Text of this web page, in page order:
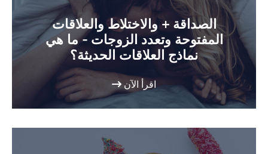
الصداقة + والاختلاط والعلاقات
المفتوحة وتعدد الزوجات - ما هي
نماذج العلاقات الحديثة؟
اقرأ الآن